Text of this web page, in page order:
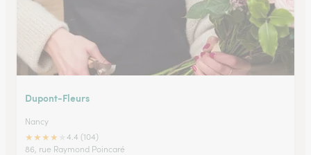
Dupont-Fleurs
Nancy
★★★★
4.4 (104)
86, rue Raymond Poincaré